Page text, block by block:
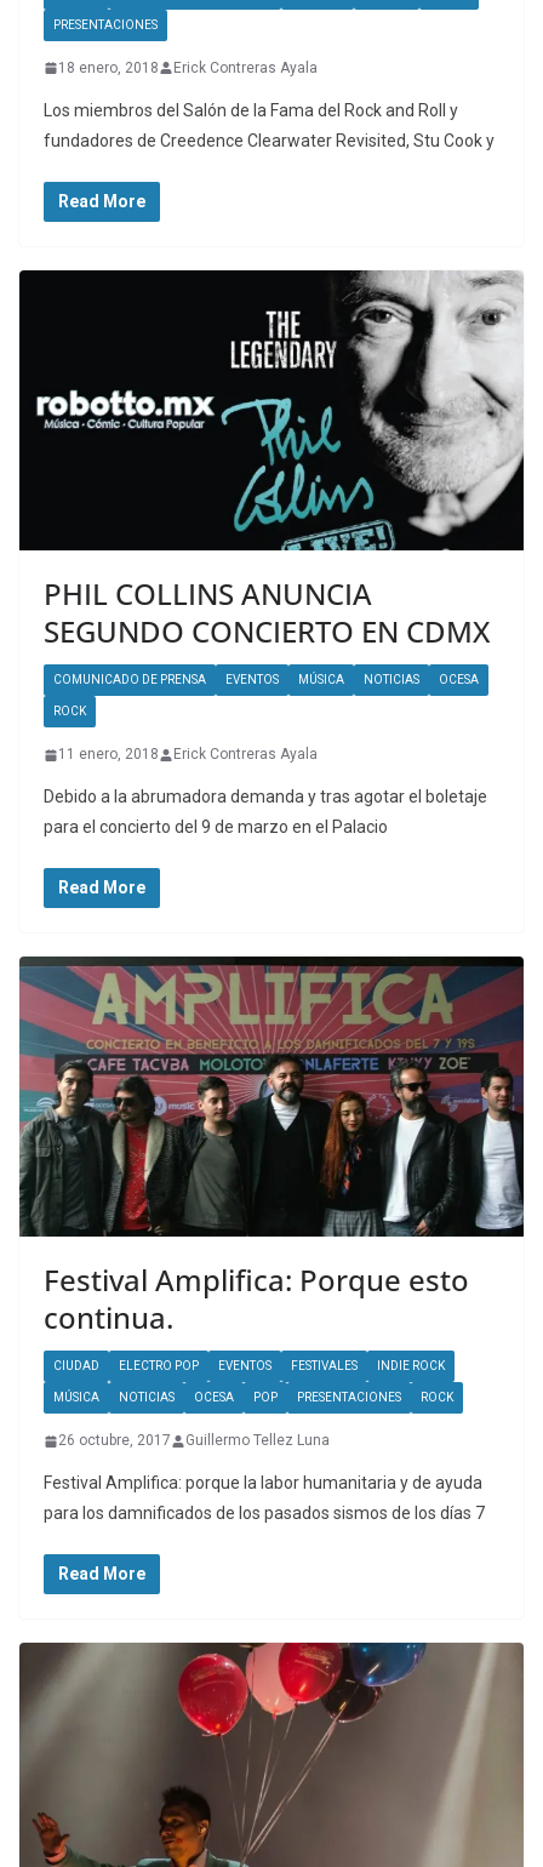
PRESENTACIONES
18 enero, 2018 Erick Contreras Ayala
Los miembros del Salón de la Fama del Rock and Roll y
fundadores de Creedence Clearwater Revisited, Stu Cook y
Read More
PHIL COLLINS ANUNCIA
SEGUNDO CONCIERTO EN CDMX
COMUNICADO DE PRENSA EVENTOS MÚSICA NOTICIAS OCESA
ROCK
11 enero, 2018 Erick Contreras Ayala
Debido a la abrumadora demanda y tras agotar el boletaje
para el concierto del 9 de marzo en el Palacio
Read More
Festival Amplifica: Porque esto
continua.
CIUDAD ELECTRO POP EVENTOS FESTIVALES INDIE ROCK
MÚSICA NOTICIAS OCESA POP PRESENTACIONES ROCK
26 octubre, 2017 Guillermo Tellez Luna
Festival Amplifica: porque la labor humanitaria y de ayuda
para los damnificados de los pasados sismos de los días 7
Read More